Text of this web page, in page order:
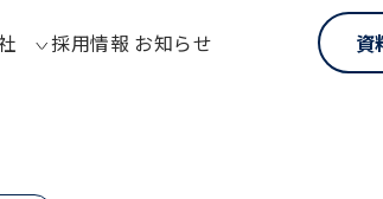
採用情報 お知らせ 資